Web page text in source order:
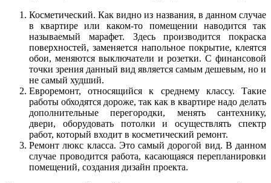
Косметический. Как видно из названия, в данном случае
в квартире или каком-то помещении наводится так
называемый марафет. Здесь производится покраска
поверхностей, заменяется напольное покрытие, клеятся
обои, меняются выключатели и розетки. С финансовой
точки зрения данный вид является самым дешевым, но и
не самый худший.
Евроремонт, относящийся к среднему классу. Такие
работы обходятся дороже, так как в квартире надо делать
дополнительные перегородки, менять сантехнику,
двери, оборудовать потолки и осуществлять спектр
работ, который входит в косметический ремонт.
Ремонт люкс класса. Это самый дорогой вид. В данном
случае проводится работа, касающаяся перепланировки
помещений, создания дизайн проекта.